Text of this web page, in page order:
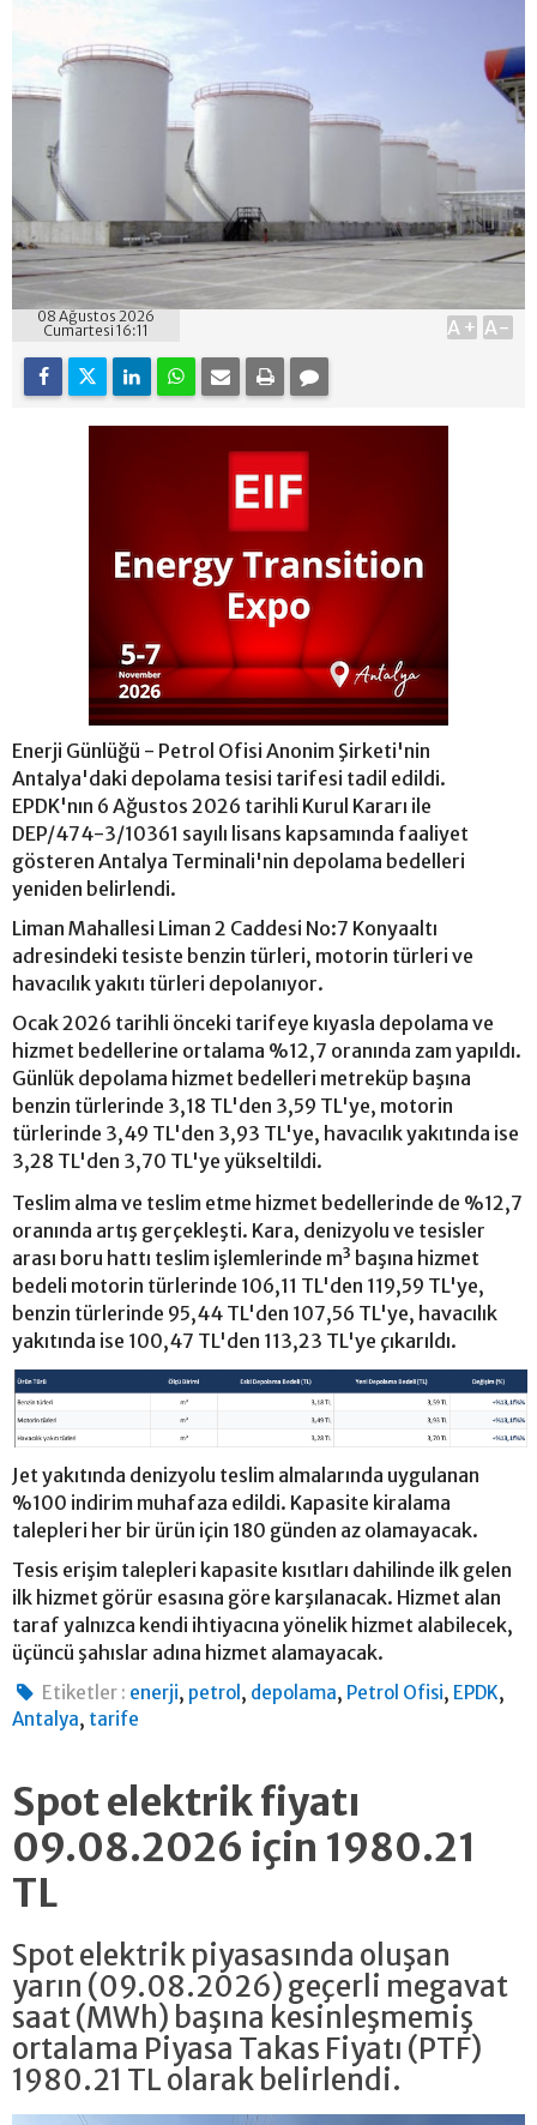
08 Ağustos 2026
Cumartesi 16:11
A+ A-
Enerji Günlüğü - Petrol Ofisi Anonim Şirketi'nin
Antalya'daki depolama tesisi tarifesi tadil edildi.
EPDK'nın 6 Ağustos 2026 tarihli Kurul Kararı ile
DEP/474-3/10361 sayılı lisans kapsamında faaliyet
gösteren Antalya Terminali'nin depolama bedelleri
yeniden belirlendi.
Liman Mahallesi Liman 2 Caddesi No:7 Konyaaltı
adresindeki tesiste benzin türleri, motorin türleri ve
havacılık yakıtı türleri depolanıyor.
Ocak 2026 tarihli önceki tarifeye kıyasla depolama ve
hizmet bedellerine ortalama %12,7 oranında zam yapıldı.
Günlük depolama hizmet bedelleri metreküp başına
benzin türlerinde 3,18 TL'den 3,59 TL'ye, motorin
türlerinde 3,49 TL'den 3,93 TL'ye, havacılık yakıtında ise
3,28 TL'den 3,70 TL'ye yükseltildi.
Teslim alma ve teslim etme hizmet bedellerinde de %12,7
oranında artış gerçekleşti. Kara, denizyolu ve tesisler
arası boru hattı teslim işlemlerinde m³ başına hizmet
bedeli motorin türlerinde 106,11 TL'den 119,59 TL'ye,
benzin türlerinde 95,44 TL'den 107,56 TL'ye, havacılık
yakıtında ise 100,47 TL'den 113,23 TL'ye çıkarıldı.
Jet yakıtında denizyolu teslim almalarında uygulanan
%100 indirim muhafaza edildi. Kapasite kiralama
talepleri her bir ürün için 180 günden az olamayacak.
Tesis erişim talepleri kapasite kısıtları dahilinde ilk gelen
ilk hizmet görür esasına göre karşılanacak. Hizmet alan
taraf yalnızca kendi ihtiyacına yönelik hizmet alabilecek,
üçüncü şahıslar adına hizmet alamayacak.
Etiketler : enerji, petrol , depolama, Petrol Ofisi, EPDK,
Antalya, tarife
Spot elektrik fiyatı
09.08.2026 için 1980.21
TL
Spot elektrik piyasasında oluşan
yarın (09.08.2026) geçerli megavat
saat (MWh) başına kesinleşmemiş
ortalama Piyasa Takas Fiyatı (PTF)
1980.21 TL olarak belirlendi.